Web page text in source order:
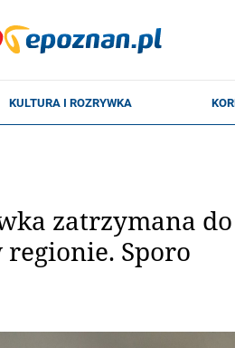
zatrzymana do
Sporo